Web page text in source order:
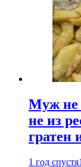
Муж не
не из
гратен
1 год спустя